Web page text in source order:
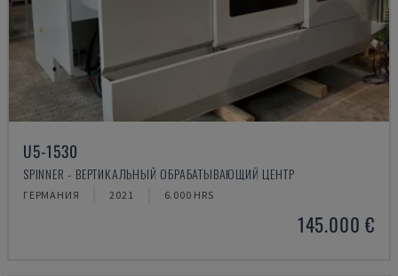
U5-1530
SPINNER - ВЕРТИКАЛЬНЫЙ ОБРАБАТЫВАЮЩИЙ ЦЕНТР
ГЕРМАНИЯ 2021 6.000 HRS
145.000 €